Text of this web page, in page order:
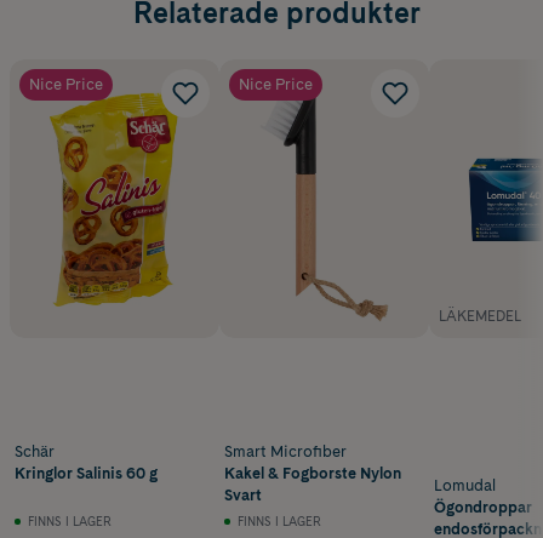
Relaterade produkter
Nice Price
Schär
Kringlor Salinis 60 g
FINNS I LAGER
Nice Price
Smart Microfiber
Kakel & Fogborste Nylon
Svart
FINNS I LAGER
LÄKEMEDEL
Lomudal
Ögondroppar